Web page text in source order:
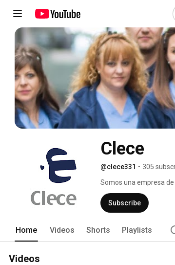
Clece
@clece331 • 305
Somos una empresa
más de 75.000
más vulnerables
Subscribe
Home Videos Shorts Playlists
Videos